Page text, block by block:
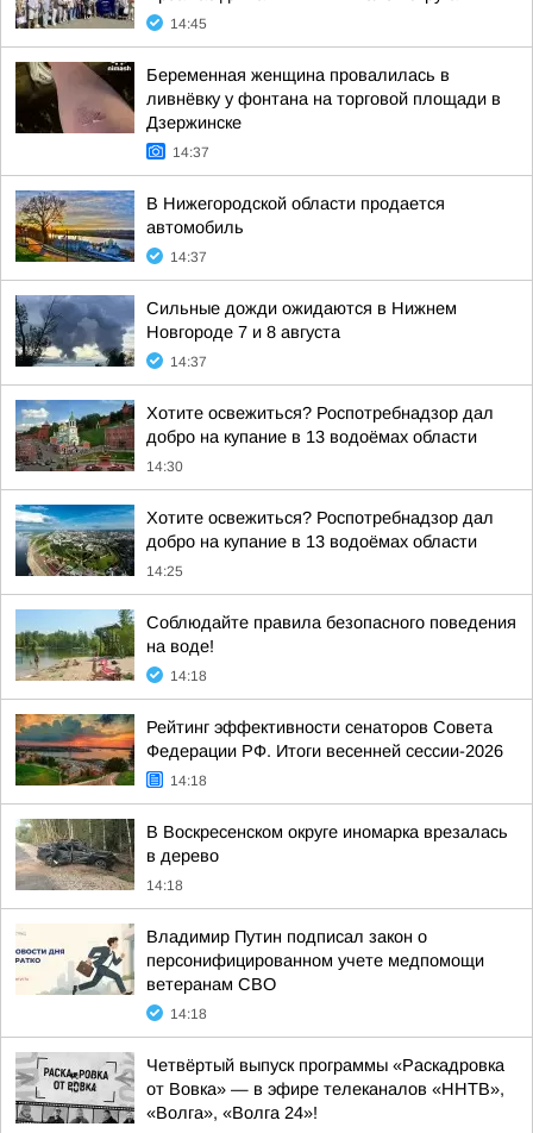
14:45
Беременная женщина провалилась в
ливнёвку у фонтана на торговой площади в
Дзержинске
14:37
В Нижегородской области продается
автомобиль
14:37
Сильные дожди ожидаются в Нижнем
Новгороде 7 и 8 августа
14:37
Хотите освежиться? Роспотребнадзор дал
добро на купание в 13 водоёмах области
14:30
Хотите освежиться? Роспотребнадзор дал
добро на купание в 13 водоёмах области
14:25
Соблюдайте правила безопасного поведения
на воде!
14:18
Рейтинг эффективности сенаторов Совета
Федерации РФ. Итоги весенней сессии-2026
14:18
В Воскресенском округе иномарка врезалась
в дерево
14:18
Владимир Путин подписал закон о
персонифицированном учете медпомощи
ветеранам СВО
14:18
Четвёртый выпуск программы «Раскадровка
от Вовка» — в эфире телеканалов «ННТВ»,
«Волга», «Волга 24»!